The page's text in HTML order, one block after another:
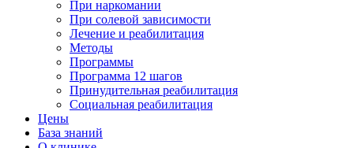
При наркомании
При солевой зависимости
Лечение и реабилитация
Методы
Программы
Программа 12 шагов
Принудительная реабилитация
Социальная реабилитация
Цены
База знаний